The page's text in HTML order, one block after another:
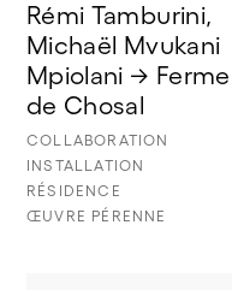
Rémi Tamburini,
Michaël Mvukani
Mpiolani → Ferme
de Chosal
COLLABORATION
INSTALLATION
RÉSIDENCE
ŒUVRE PÉRENNE